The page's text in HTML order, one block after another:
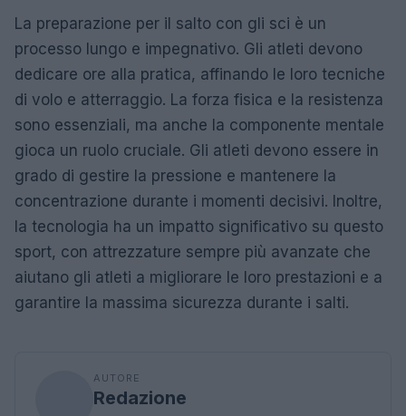
La preparazione per il salto con gli sci è un
processo lungo e impegnativo. Gli atleti devono
dedicare ore alla pratica, affinando le loro tecniche
di volo e atterraggio. La forza fisica e la resistenza
sono essenziali, ma anche la componente mentale
gioca un ruolo cruciale. Gli atleti devono essere in
grado di gestire la pressione e mantenere la
concentrazione durante i momenti decisivi. Inoltre,
la tecnologia ha un impatto significativo su questo
sport, con attrezzature sempre più avanzate che
aiutano gli atleti a migliorare le loro prestazioni e a
garantire la massima sicurezza durante i salti.
AUTORE
Redazione